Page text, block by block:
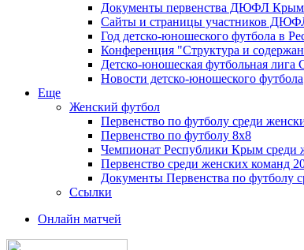
Документы первенства ДЮФЛ
Сайты и страницы участников
Год детско-юношеского футбола в
Конференция "Структура и
Детско-юношеская футбольная лига
Новости детско-юношеского футбола
Еще
Женский футбол
Первенство по футболу среди
Первенство по футболу 8х8
Чемпионат Республики Крым среди
Первенство среди женских команд
Документы Первенства по футболу
Ссылки
Онлайн матчей